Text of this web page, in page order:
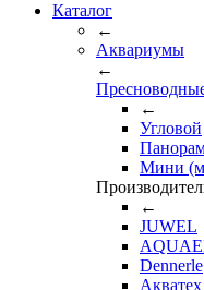
Каталог
←
Аквариумы
←
←
Угловой
Мини
←
JUWEL
Dennerle
Акватех